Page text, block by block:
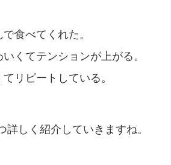
食べてくれた。
くてテンションが上がる。
リピートしている。
詳しく紹介していきますね。